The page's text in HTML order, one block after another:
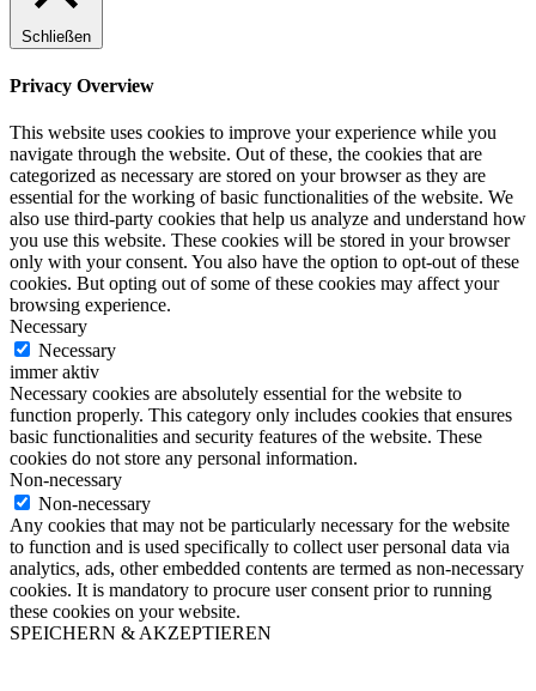
Schließen
Privacy Overview
This website uses cookies to improve your experience while you
navigate through the website. Out of these, the cookies that are
categorized as necessary are stored on your browser as they are
essential for the working of basic functionalities of the website. We
also use third-party cookies that help us analyze and understand how
you use this website. These cookies will be stored in your browser
only with your consent. You also have the option to opt-out of these
cookies. But opting out of some of these cookies may affect your
browsing experience.
Necessary
Necessary
immer aktiv
Necessary cookies are absolutely essential for the website to
function properly. This category only includes cookies that ensures
basic functionalities and security features of the website. These
cookies do not store any personal information.
Non-necessary
Non-necessary
Any cookies that may not be particularly necessary for the website
to function and is used specifically to collect user personal data via
analytics, ads, other embedded contents are termed as non-necessary
cookies. It is mandatory to procure user consent prior to running
these cookies on your website.
SPEICHERN & AKZEPTIEREN